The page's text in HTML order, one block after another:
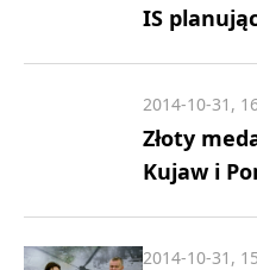
IS
Złoty
Kujaw i
2014-10-31,
2014-10-31,